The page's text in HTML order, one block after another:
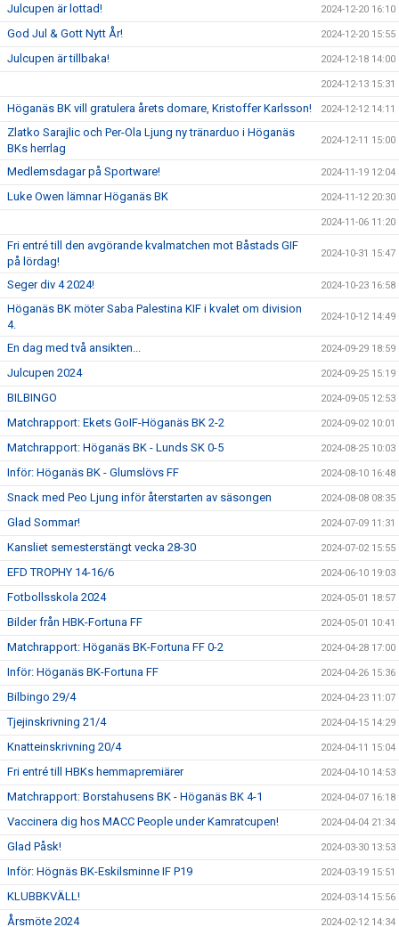
Julcupen är lottad! 2024-12-20 16:10
God Jul & Gott Nytt År! 2024-12-20 15:55
Julcupen är tillbaka! 2024-12-18 14:00
2024-12-13 15:31
Höganäs BK vill gratulera årets domare, Kristoffer Karlsson! 2024-12-12 14:11
Zlatko Sarajlic och Per-Ola Ljung ny tränarduo i Höganäs
BKs herrlag
2024-12-11 15:00
Medlemsdagar på Sportware! 2024-11-19 12:04
Luke Owen lämnar Höganäs BK 2024-11-12 20:30
2024-11-06 11:20
Fri entré till den avgörande kvalmatchen mot Båstads GIF
på lördag!
2024-10-31 15:47
Seger div 4 2024! 2024-10-23 16:58
Höganäs BK möter Saba Palestina KIF i kvalet om division
4.
2024-10-12 14:49
En dag med två ansikten... 2024-09-29 18:59
Julcupen 2024 2024-09-25 15:19
BILBINGO 2024-09-05 12:53
Matchrapport: Ekets GoIF-Höganäs BK 2-2 2024-09-02 10:01
Matchrapport: Höganäs BK - Lunds SK 0-5 2024-08-25 10:03
Inför: Höganäs BK - Glumslövs FF 2024-08-10 16:48
Snack med Peo Ljung inför återstarten av säsongen 2024-08-08 08:35
Glad Sommar! 2024-07-09 11:31
Kansliet semesterstängt vecka 28-30 2024-07-02 15:55
EFD TROPHY 14-16/6 2024-06-10 19:03
Fotbollsskola 2024 2024-05-01 18:57
Bilder från HBK-Fortuna FF 2024-05-01 10:41
Matchrapport: Höganäs BK-Fortuna FF 0-2 2024-04-28 17:00
Inför: Höganäs BK-Fortuna FF 2024-04-26 15:36
Bilbingo 29/4 2024-04-23 11:07
Tjejinskrivning 21/4 2024-04-15 14:29
Knatteinskrivning 20/4 2024-04-11 15:04
Fri entré till HBKs hemmapremiärer 2024-04-10 14:53
Matchrapport: Borstahusens BK - Höganäs BK 4-1 2024-04-07 16:18
Vaccinera dig hos MACC People under Kamratcupen! 2024-04-04 21:34
Glad Påsk! 2024-03-30 13:53
Inför: Högnäs BK-Eskilsminne IF P19 2024-03-19 15:51
KLUBBKVÄLL! 2024-03-14 15:56
Årsmöte 2024 2024-02-12 14:34